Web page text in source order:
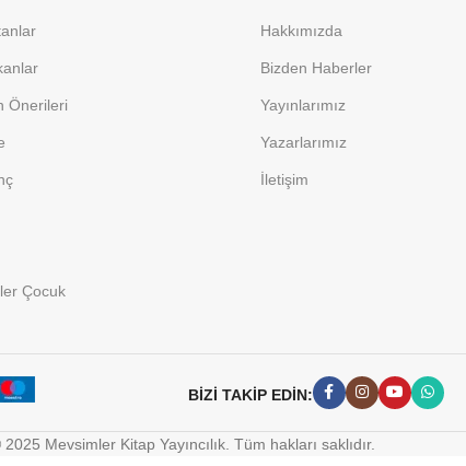
Önerileri
Çocuk
Hakkımızda
Bizden Haberler
Yayınlarımız
Yazarlarımız
İletişim
BİZİ TAKİP EDİN:
Mevsimler Kitap Yayıncılık. Tüm hakları saklıdır.